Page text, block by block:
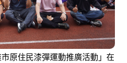
原住民漆彈運動推廣活動」在